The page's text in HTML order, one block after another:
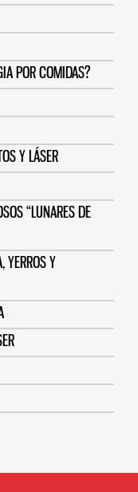
POR COMIDAS?
Y LÁSER
“LUNARES DE
YERROS Y